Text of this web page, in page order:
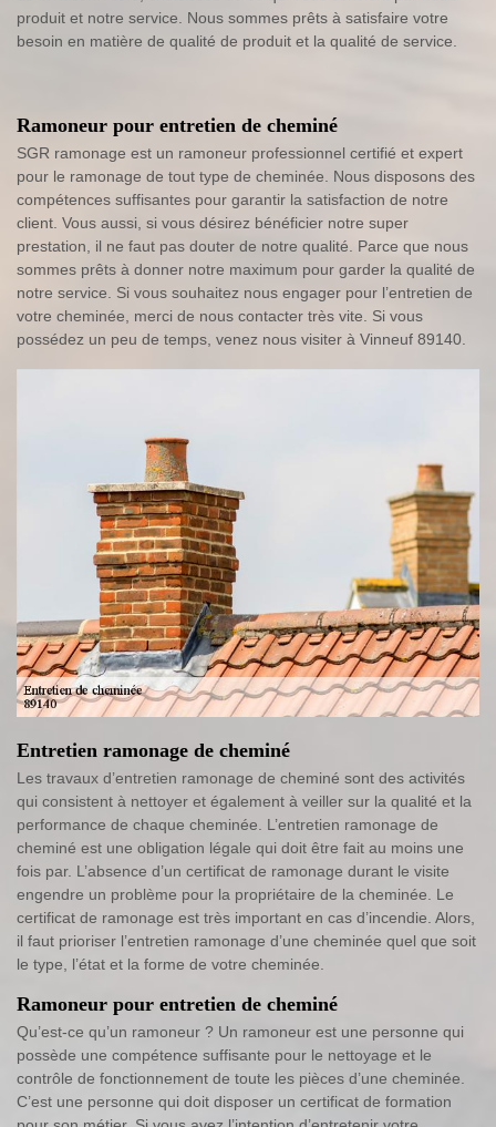
produit et notre service. Nous sommes prêts à satisfaire votre
besoin en matière de qualité de produit et la qualité de service.
Ramoneur pour entretien de cheminé
SGR ramonage est un ramoneur professionnel certifié et expert
pour le ramonage de tout type de cheminée. Nous disposons des
compétences suffisantes pour garantir la satisfaction de notre
client. Vous aussi, si vous désirez bénéficier notre super
prestation, il ne faut pas douter de notre qualité. Parce que nous
sommes prêts à donner notre maximum pour garder la qualité de
notre service. Si vous souhaitez nous engager pour l’entretien de
votre cheminée, merci de nous contacter très vite. Si vous
possédez un peu de temps, venez nous visiter à Vinneuf 89140.
Entretien ramonage de cheminé
Les travaux d’entretien ramonage de cheminé sont des activités
qui consistent à nettoyer et également à veiller sur la qualité et la
performance de chaque cheminée. L’entretien ramonage de
cheminé est une obligation légale qui doit être fait au moins une
fois par. L’absence d’un certificat de ramonage durant le visite
engendre un problème pour la propriétaire de la cheminée. Le
certificat de ramonage est très important en cas d’incendie. Alors,
il faut prioriser l’entretien ramonage d’une cheminée quel que soit
le type, l’état et la forme de votre cheminée.
Ramoneur pour entretien de cheminé
Qu’est-ce qu’un ramoneur ? Un ramoneur est une personne qui
possède une compétence suffisante pour le nettoyage et le
contrôle de fonctionnement de toute les pièces d’une cheminée.
C’est une personne qui doit disposer un certificat de formation